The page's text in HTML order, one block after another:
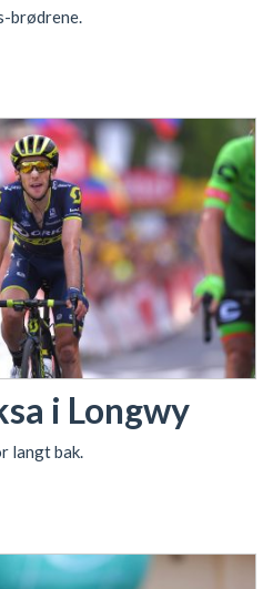
brødrene.
i Longwy
langt bak.